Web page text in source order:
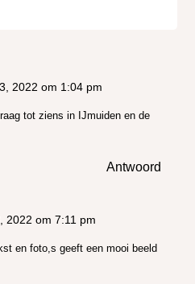
2022 om 1:04 pm
tot ziens in IJmuiden en de
Antwoord
2022 om 7:11 pm
en foto,s geeft een mooi beeld